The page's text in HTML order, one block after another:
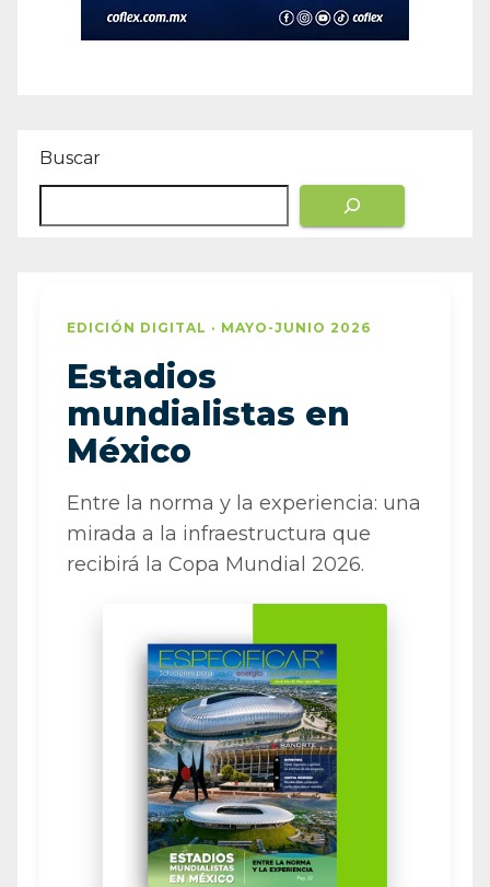
Buscar
EDICIÓN DIGITAL · MAYO-JUNIO 2026
Estadios
mundialistas en
México
Entre la norma y la experiencia: una
mirada a la infraestructura que
recibirá la Copa Mundial 2026.